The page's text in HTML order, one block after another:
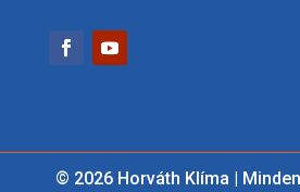
© 2026 Horváth Klíma |